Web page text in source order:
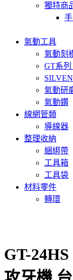
獨特商
氣動工具
氣動刻
GT系
氣動研
氣動鑽
線網管類
導線器
整理收納
綑綁帶
工具箱
工具袋
材料零件
轉環
GT-